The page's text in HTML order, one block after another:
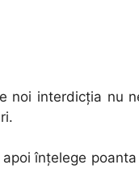
noi interdicţia nu
înţelege